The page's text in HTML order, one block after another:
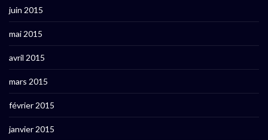
juin 2015
mai 2015
avril 2015
mars 2015
février 2015
janvier 2015